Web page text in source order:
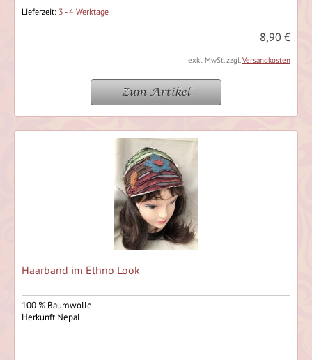
Lieferzeit: 3 - 4 Werktage
8,90 €
exkl. MwSt. zzgl.Versandkosten
Zum Artikel
Haarband im Ethno Look
100 % Baumwolle
Herkunft Nepal